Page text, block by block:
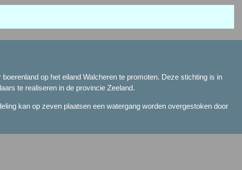
op het eiland Walcheren te promoten. Deze stichting is in
te realiseren in de provincie Zeeland.
kan op zeven plaatsen een watergang worden overgestoken door